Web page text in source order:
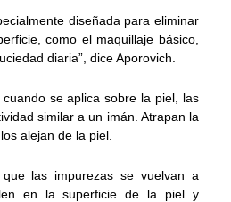
diseñada para eliminar
como el maquillaje básico,
diaria”, dice Aporovich.
se aplica sobre la piel, las
similar a un imán. Atrapan la
alejan de la piel.
las impurezas se vuelvan a
en la superficie de la piel y